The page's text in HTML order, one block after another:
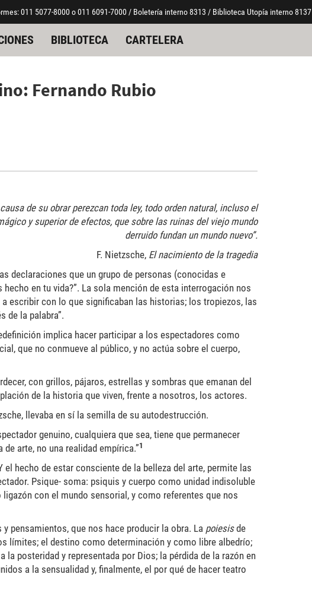
011 5077-8000 o 011 6091-7000 / Boletería interno 8313 / Biblioteca Utopía interno 8137
BIBLIOTECA CARTELERA
Fernando Rubio
de su obrar perezcan toda ley, todo orden natural, incluso el
y superior de efectos, que sobre las ruinas del viejo mundo
derruido fundan un mundo nuevo”.
F. Nietzsche, El nacimiento de la tragedia
declaraciones que un grupo de personas (conocidas e
en tu vida?”. La sola mención de esta interrogación nos
a escribir con lo que significaban las historias; los tropiezos, las
de la palabra”.
implica hacer participar a los espectadores como
que no conmueve al público, y no actúa sobre el cuerpo,
con grillos, pájaros, estrellas y sombras que emanan del
de la historia que viven, frente a nosotros, los actores.
llevaba en sí la semilla de su autodestrucción.
genuino, cualquiera que sea, tiene que permanecer
arte, no una realidad empírica.”1
hecho de estar consciente de la belleza del arte, permite las
Psique- soma: psiquis y cuerpo como unidad indisoluble
con el mundo sensorial, y como referentes que nos
pensamientos, que nos hace producir la obra. La poiesisde
límites; el destino como determinación y como libre albedrío;
posteridad y representada por Dios; la pérdida de la razón en
a la sensualidad y, finalmente, el por qué de hacer teatro